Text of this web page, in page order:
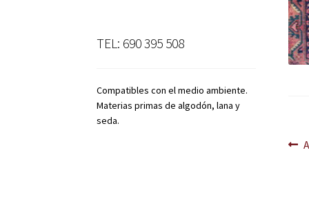
TEL: 690 395 508
Compatibles con el medio ambiente.
Materias primas de algodón, lana y
seda.